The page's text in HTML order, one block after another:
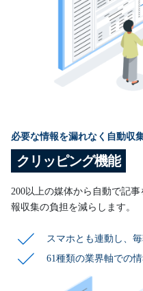
必要な情報を漏れなく自動収
クリッピング機能
200以上の媒体から自動で記
報収集の負担を減らします。
スマホとも連動し、
61種類の業界軸での